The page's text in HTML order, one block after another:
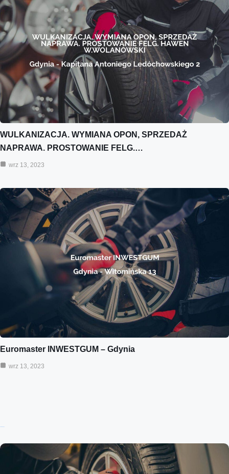
WULKANIZACJA. WYMIANA OPON, SPRZEDAŻ
NAPRAWA. PROSTOWANIE FELG.…
wrz 13, 2023
Euromaster INWESTGUM – Gdynia
wrz 13, 2023